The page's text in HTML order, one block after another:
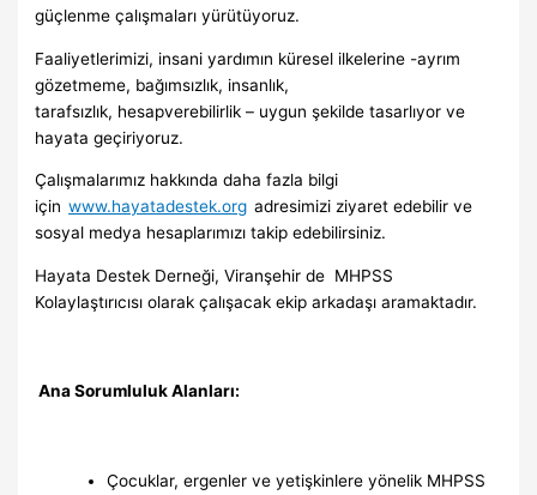
güçlenme çalışmaları yürütüyoruz.
Faaliyetlerimizi, insani yardımın küresel ilkelerine -ayrım
gözetmeme, bağımsızlık, insanlık,
tarafsızlık, hesapverebilirlik – uygun şekilde tasarlıyor ve
hayata geçiriyoruz.
Çalışmalarımız hakkında daha fazla bilgi
içinwww.hayatadestek.org adresimizi ziyaret edebilir ve
sosyal medya hesaplarımızı takip edebilirsiniz.
Hayata Destek Derneği, Viranşehir de MHPSS
Kolaylaştırıcısı olarak çalışacak ekip arkadaşı aramaktadır.
Ana Sorumluluk Alanları:
Çocuklar, ergenler ve yetişkinlere yönelik MHPSS